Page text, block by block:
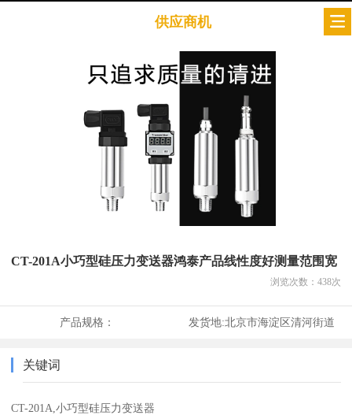
供应商机
CT-201A小巧型硅压力变送器鸿泰产品线性度好测量范围宽
浏览次数： 438次
产品规格： 发货地:北京市海淀区清河街道
关键词
CT-201A,小巧型硅压力变送器